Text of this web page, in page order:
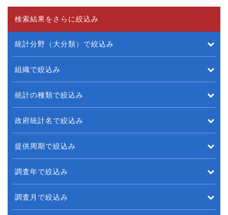
検索結果をさらに絞込み
統計分野（大分類）で絞込み
組織で絞込み
統計の種類で絞込み
政府統計名で絞込み
提供周期で絞込み
調査年で絞込み
調査月で絞込み